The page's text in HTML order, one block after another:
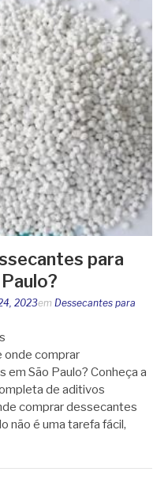
para
2023em Dessecantes para
onde comprar
São Paulo? Conheça a
de aditivos
comprar dessecantes
não é uma tarefa fácil,